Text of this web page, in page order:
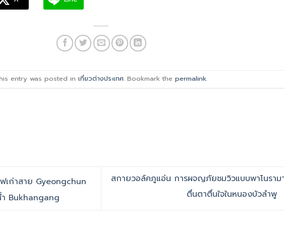
entry was posted inเที่ยวต่างประเทศ. Bookmark thepermalink.
เก่าสาย Gyeongchun
Bukhangang
สกายวอล์คภูแอ่น การผจญภัยชมวิวแบบพาโนราม
ตื่นตาตื่นใจในหนองบัวลำพู